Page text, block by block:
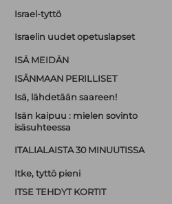
Israel-tyttö
Israelin uudet opetuslapset
ISÄ MEIDÄN
ISÄNMAAN PERILLISET
Isä, lähdetään saareen!
Isän kaipuu : mielen sovinto
isäsuhteessa
ITALIALAISTA 30 MINUUTISSA
Itke, tyttö pieni
ITSE TEHDYT KORTIT